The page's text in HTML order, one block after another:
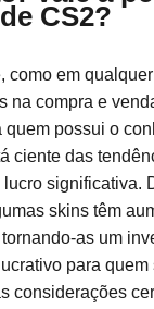
CS2?
como em
na compra e
quem possui o
ciente das
significativa.
skins têm
as um
para
considerações